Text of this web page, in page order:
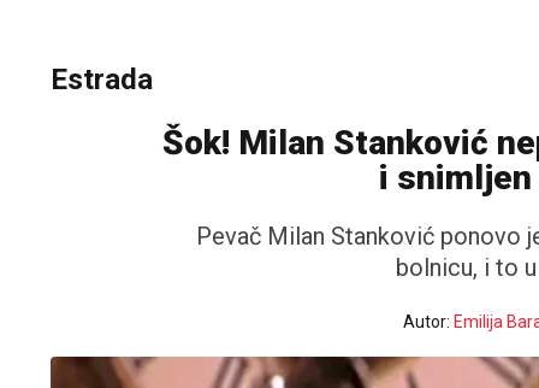
Estrada
Šok! Milan Stanković
i snimljen
Pevač Milan Stankovićponovo
bolnicu, i to
Autor: Emilija